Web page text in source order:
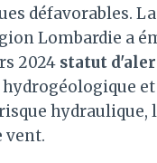
défavorables.
Lombardie a
2024 statut
hydraulique,
vent.